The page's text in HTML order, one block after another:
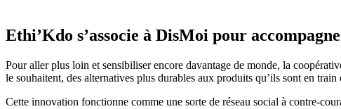
Ethi’Kdo s’associe à DisMoi pour
Pour aller plus loin et sensibiliser encore davantage de monde, la
le souhaitent, des alternatives plus durables aux produits qu’ils sont en train
Cette innovation fonctionne comme une sorte de réseau social à contre-